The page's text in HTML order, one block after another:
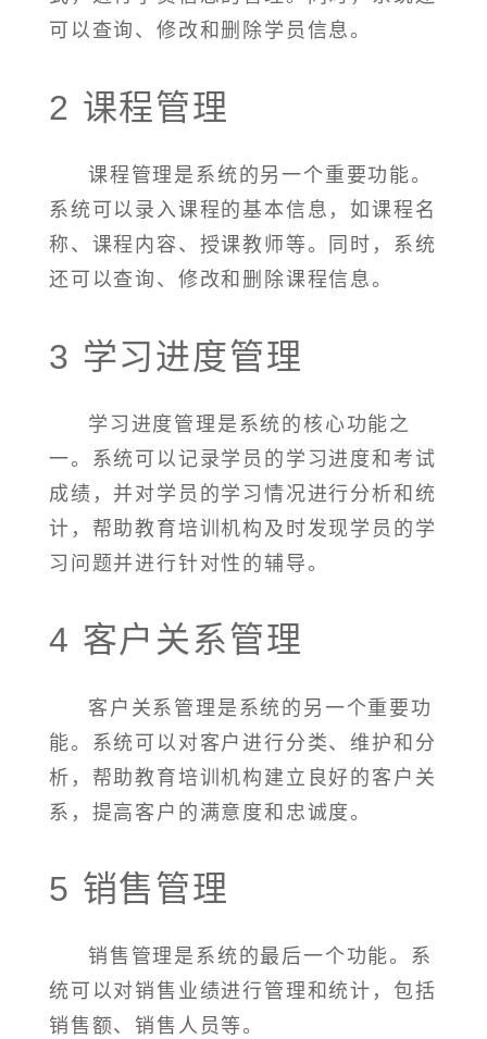
可以查询、修改和删除学员信息。
2 课程管理
课程管理是系统的另一个重要功能。
系统可以录入课程的基本信息，如课程名
称、课程内容、授课教师等。同时，系统
还可以查询、修改和删除课程信息。
3 学习进度管理
学习进度管理是系统的核心功能之
一。系统可以记录学员的学习进度和考试
成绩，并对学员的学习情况进行分析和统
计，帮助教育培训机构及时发现学员的学
习问题并进行针对性的辅导。
4 客户关系管理
客户关系管理是系统的另一个重要功
能。系统可以对客户进行分类、维护和分
析，帮助教育培训机构建立良好的客户关
系，提高客户的满意度和忠诚度。
5 销售管理
销售管理是系统的最后一个功能。系
统可以对销售业绩进行管理和统计，包括
销售额、销售人员等。